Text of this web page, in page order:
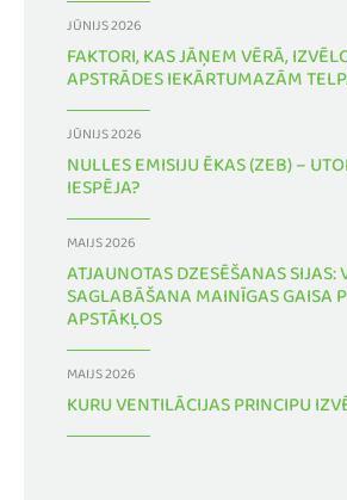
JŪNIJS 2026
FAKTORI, KAS JĀŅEM VĒRĀ,
APSTRĀDES IEKĀRTUMAZĀM
JŪNIJS 2026
NULLES EMISIJU ĒKAS (ZEB) –
IESPĒJA?
MAIJS 2026
ATJAUNOTAS DZESĒŠANAS SIJAS:
SAGLABĀŠANA MAINĪGAS GAISA
APSTĀKĻOS
MAIJS 2026
KURU VENTILĀCIJAS PRINCIPU